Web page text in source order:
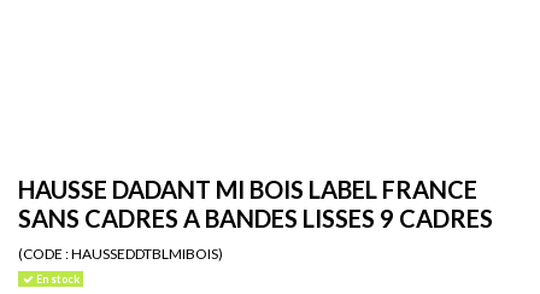
HAUSSE DADANT MI BOIS LABEL FRANCE
SANS CADRES A BANDES LISSES 9 CADRES
(CODE :HAUSSEDDTBLMIBOIS)
En stock